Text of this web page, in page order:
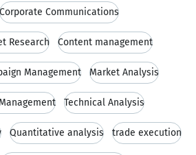
Corporate Communications
Research Content management
Management Market Analysis
Technical Analysis
Quantitative analysis trade execution